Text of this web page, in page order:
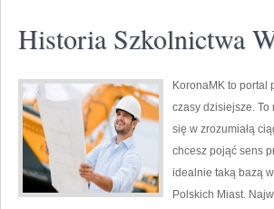
Historia Szkolnictwa
KoronaMK to portal
czasy dzisiejsze. To
się w zrozumiałą
chcesz pojąć sens
idealnie taką bazą
Polskich Miast.